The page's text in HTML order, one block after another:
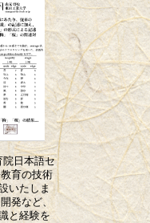
院日本語セ
育の技術
いたしま
発など、
と経験を